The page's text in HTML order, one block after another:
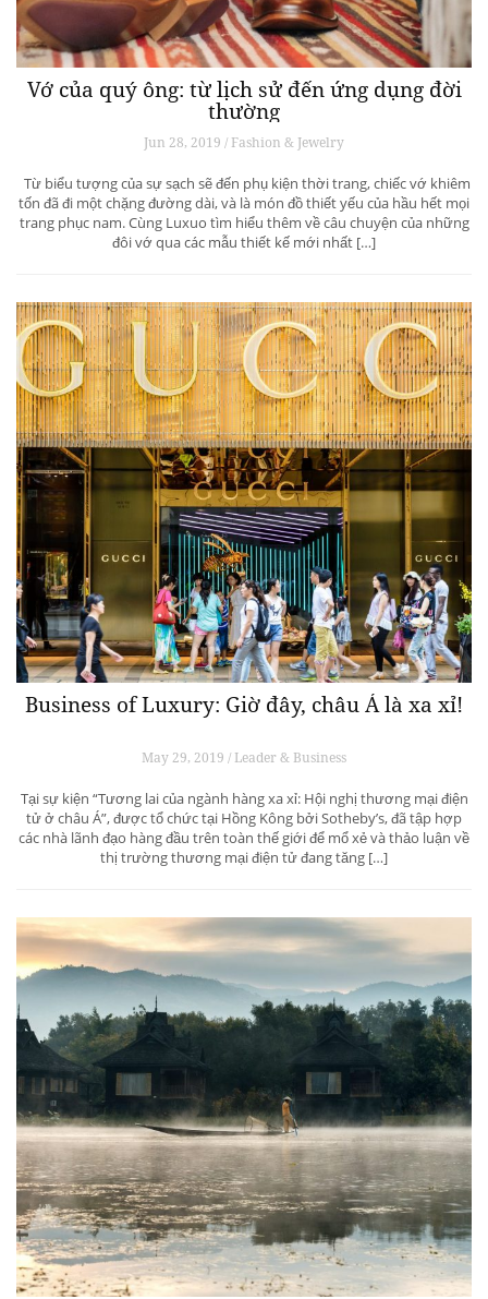
Vớ của quý ông: từ lịch sử đến ứng dụng đời
thường
Jun 28, 2019 / Fashion & Jewelry
Từ biểu tượng của sự sạch sẽ đến phụ kiện thời trang, chiếc vớ khiêm
tốn đã đi một chặng đường dài, và là món đồ thiết yếu của hầu hết mọi
trang phục nam. Cùng Luxuo tìm hiểu thêm về câu chuyện của những
đôi vớ qua các mẫu thiết kế mới nhất […]
Business of Luxury: Giờ đây, châu Á là xa xỉ!
May 29, 2019 / Leader & Business
Tại sự kiện “Tương lai của ngành hàng xa xỉ: Hội nghị thương mại điện
tử ở châu Á”, được tổ chức tại Hồng Kông bởi Sotheby’s, đã tập hợp
các nhà lãnh đạo hàng đầu trên toàn thế giới để mổ xẻ và thảo luận về
thị trường thương mại điện tử đang tăng […]